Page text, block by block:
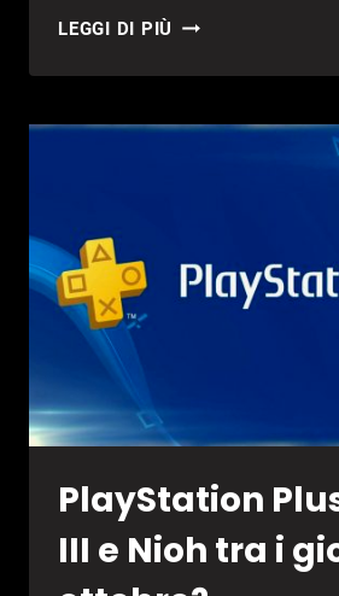
LEGGI DI PIÙ BLIZZARD
3
PlayStation
III e Nioh tra i